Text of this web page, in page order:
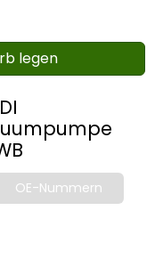
OE-Nummern
legen